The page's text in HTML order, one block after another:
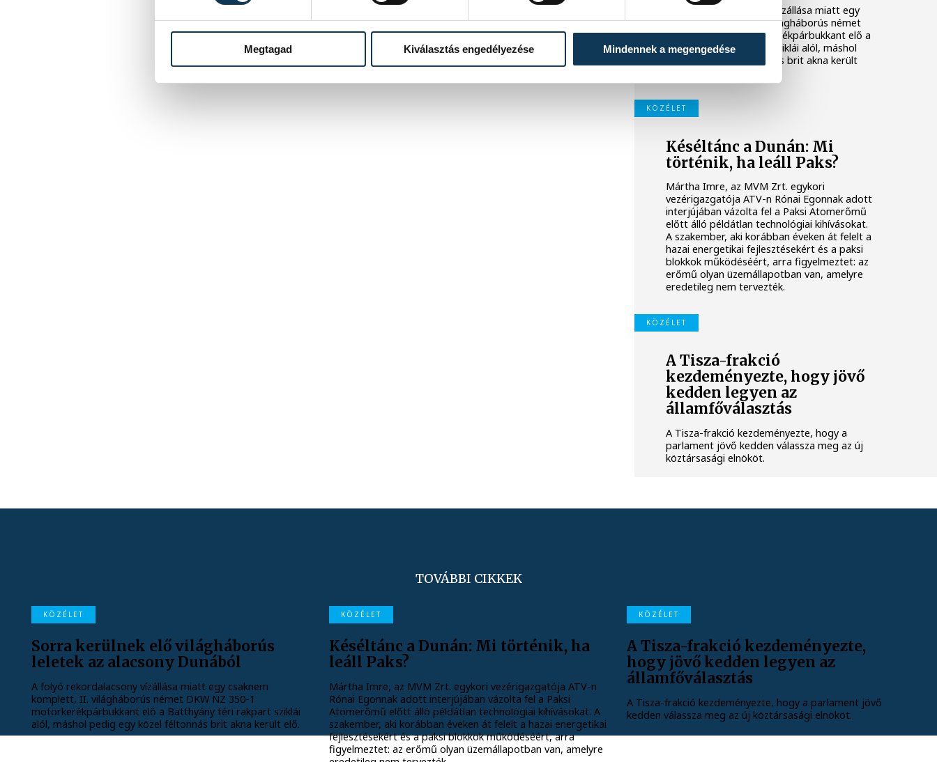
Megtagad Kiválasztás engedélyezése Mindennek a megengedése
A folyó rekordalacsony vízállása miatt egy
csaknem komplett, II. világháborús német
DKW NZ 350-1 motorkerékpárbukkant elő a
Batthyány téri rakpart sziklái alól, máshol
pedig egy közel féltonnás brit akna került
KÖZÉLET
Késéltánc a Dunán: Mi
történik, ha leáll Paks?
Mártha Imre, az MVM Zrt. egykori
vezérigazgatója ATV-n Rónai Egonnak adott
interjújában vázolta fel a Paksi Atomerőmű
előtt álló példátlan technológiai kihívásokat.
A szakember, aki korábban éveken át felelt a
hazai energetikai fejlesztésekért és a paksi
blokkok működéséért, arra figyelmeztet: az
erőmű olyan üzemállapotban van, amelyre
eredetileg nem tervezték.
KÖZÉLET
A Tisza-frakció
kezdeményezte, hogy jövő
kedden legyen az
államfőválasztás
A Tisza-frakció kezdeményezte, hogy a
parlament jövő kedden válassza meg az új
köztársasági elnököt.
TOVÁBBI CIKKEK
KÖZÉLET
Sorra kerülnek elő világháborús
leletek az alacsony Dunából
A folyó rekordalacsony vízállása miatt egy csaknem
komplett, II. világháborús német DKW NZ 350-1
motorkerékpárbukkant elő a Batthyány téri rakpart sziklái
alól, máshol pedig egy közel féltonnás brit akna került elő.
KÖZÉLET
Késéltánc a Dunán: Mi történik, ha
leáll Paks?
Mártha Imre, az MVM Zrt. egykori vezérigazgatója ATV-n
Rónai Egonnak adott interjújában vázolta fel a Paksi
Atomerőmű előtt álló példátlan technológiai kihívásokat. A
szakember, aki korábban éveken át felelt a hazai energetikai
fejlesztésekért és a paksi blokkok működéséért, arra
figyelmeztet: az erőmű olyan üzemállapotban van, amelyre
KÖZÉLET
A Tisza-frakció kezdeményezte,
hogy jövő kedden legyen az
államfőválasztás
A Tisza-frakció kezdeményezte, hogy a parlament jövő
kedden válassza meg az új köztársasági elnököt.